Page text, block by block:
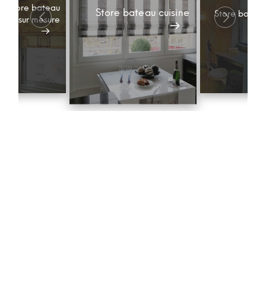
store bateau
sur mesure
Store bateau cuisine Store